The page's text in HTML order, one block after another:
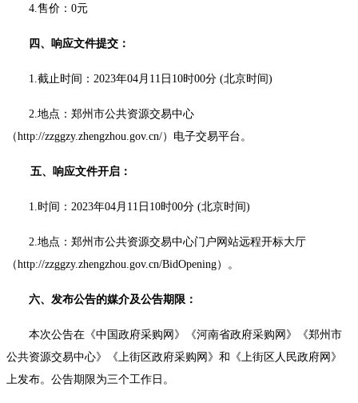
4.售价：0元
四、响应文件提交：
1.截止时间：2023年04月11日10时00分 (北京时间)
2.地点：郑州市公共资源交易中心
（http://zzggzy.zhengzhou.gov.cn/）电子交易平台。
五、响应文件开启：
1.时间：2023年04月11日10时00分 (北京时间)
2.地点：郑州市公共资源交易中心门户网站远程开标大厅
（http://zzggzy.zhengzhou.gov.cn/BidOpening）。
六、发布公告的媒介及公告期限：
本次公告在《中国政府采购网》《河南省政府采购网》
《郑州市
公共资源交易中心》《上街区政府采购网》和《上街区人民政府网》
上发布。公告期限为三个工作日。